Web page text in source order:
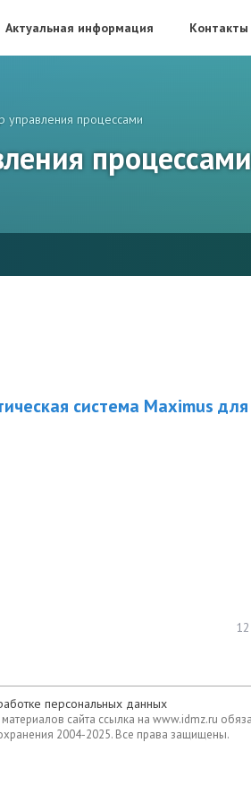
Актуальная информация Контакты
управления процессами
система Maximus
персональных данных
сайта ссылка на www.idmz.ru
2004-2025. Все права защищены.